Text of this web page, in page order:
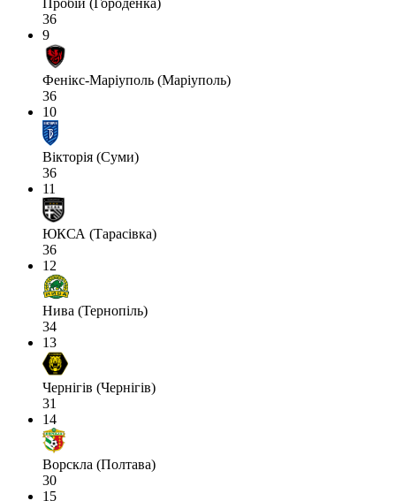
Пробій (Городенка)
36
9
Фенікс-Маріуполь (Маріуполь)
36
10
Вікторія (Суми)
36
11
ЮКСА (Тарасівка)
36
12
Нива (Тернопіль)
34
13
Чернігів (Чернігів)
31
14
Ворскла (Полтава)
30
15